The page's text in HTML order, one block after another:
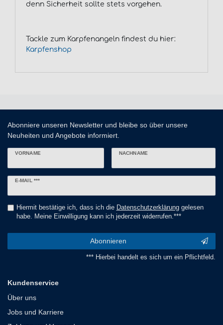
denn Sicherheit sollte stets vorgehen.
Tackle zum Karpfenangeln findest du hier:
Karpfenshop
Abonniere unseren Newsletter und bleibe so über unsere
Neuheiten und Angebote informiert.
VORNAME NACHNAME
E-MAIL ***
Newsletter
Hiermit bestätige ich, dass ich die Daten­schutz­erklärunggelesen
habe. Meine Einwilligung kann ich jederzeit widerrufen.***
Abonnieren
*** Hierbei handelt es sich um ein Pflichtfeld.
Kundenservice
Über uns
Jobs und Karriere